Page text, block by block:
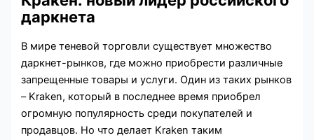
даркнета
В мире теневой торговли существует множество
даркнет-рынков, где можно приобрести различные
запрещенные товары и услуги. Один из таких рынков
– Kraken, который в последнее время приобрел
огромную популярность среди покупателей и
продавцов. Но что делает Kraken таким